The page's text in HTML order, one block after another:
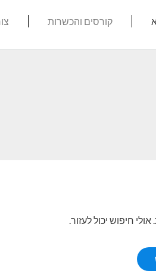
קורסים והכשרות
חיפוש יכול לעזור.